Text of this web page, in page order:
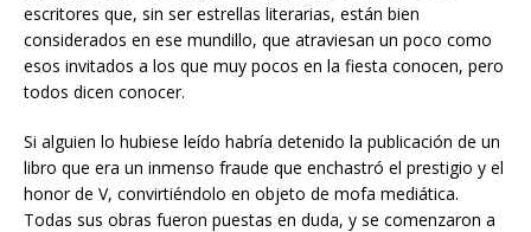
escritores que, sin ser estrellas literarias, están bien
considerados en ese mundillo, que atraviesan un poco como
esos invitados a los que muy pocos en la fiesta conocen, pero
todos dicen conocer.
Si alguien lo hubiese leído habría detenido la publicación de un
libro que era un inmenso fraude que enchastró el prestigio y el
honor de V, convirtiéndolo en objeto de mofa mediática.
Todas sus obras fueron puestas en duda, y se comenzaron a